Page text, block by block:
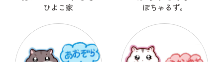
ひよこ家 ぽちゃるず。